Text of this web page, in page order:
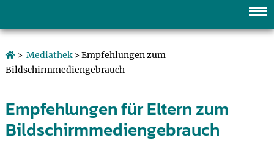
> Mediathek> Empfehlungen zum
Bildschirmmediengebrauch
Empfehlungen für Eltern zum
Bildschirmmediengebrauch